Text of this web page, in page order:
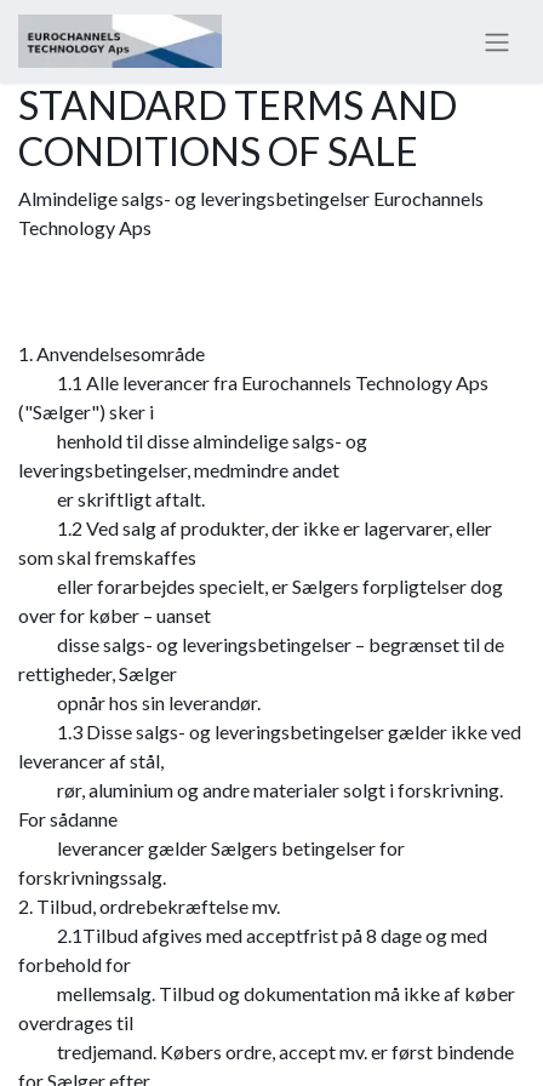
STANDARD TERMS AND
CONDITIONS OF SALE
Almindelige salgs- og leveringsbetingelser Eurochannels
Technology Aps
1. Anvendelsesområde
​ 1.1 Alle leverancer fra Eurochannels Technology Aps
("Sælger") sker i
​ henhold til disse almindelige salgs- og
leveringsbetingelser, medmindre andet
​ er skriftligt aftalt.
​ 1.2 Ved salg af produkter, der ikke er lagervarer, eller
som skal fremskaffes
​ eller forarbejdes specielt, er Sælgers forpligtelser dog
over for køber – uanset
​ disse salgs- og leveringsbetingelser – begrænset til de
rettigheder, Sælger
​ opnår hos sin leverandør.
​ 1.3 Disse salgs- og leveringsbetingelser gælder ikke ved
leverancer af stål,
​ rør, aluminium og andre materialer solgt i forskrivning.
For sådanne
​ leverancer gælder Sælgers betingelser for
forskrivningssalg.
2. Tilbud, ordrebekræftelse mv.
​ 2.1Tilbud afgives med acceptfrist på 8 dage og med
forbehold for
​ mellemsalg. Tilbud og dokumentation må ikke af køber
overdrages til
​ tredjemand. Købers ordre, accept mv. er først bindende
for Sælger efter